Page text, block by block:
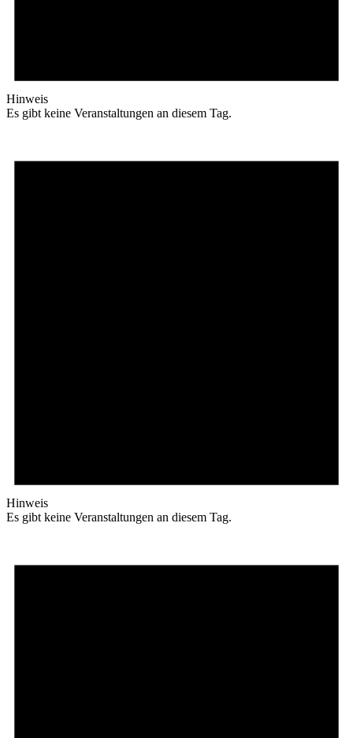
Hinweis
Es gibt keine Veranstaltungen an diesem Tag.
Hinweis
Es gibt keine Veranstaltungen an diesem Tag.